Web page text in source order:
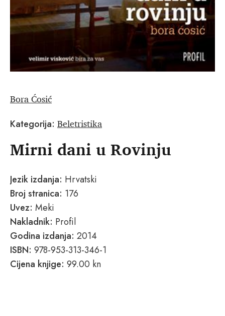
Bora Ćosić
Kategorija: Beletristika
Mirni dani u Rovinju
Jezik izdanja: Hrvatski
Broj stranica: 176
Uvez: Meki
Nakladnik: Profil
Godina izdanja: 2014
ISBN: 978-953-313-346-1
Cijena knjige: 99.00 kn